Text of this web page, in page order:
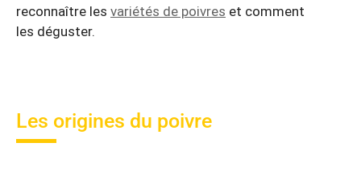
reconnaître les variétés de poivres et comment
les déguster.
Les origines du poivre